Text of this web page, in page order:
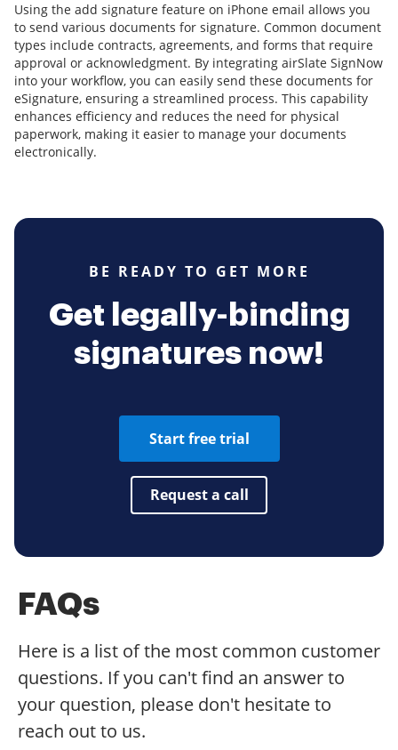
Using the add signature feature on iPhone email allows you
to send various documents for signature. Common document
types include contracts, agreements, and forms that require
approval or acknowledgment. By integrating airSlate SignNow
into your workflow, you can easily send these documents for
eSignature, ensuring a streamlined process. This capability
enhances efficiency and reduces the need for physical
paperwork, making it easier to manage your documents
electronically.
BE READY TO GET MORE
Get legally-binding
signatures now!
Start free trial
Request a call
FAQs
Here is a list of the most common customer
questions. If you can't find an answer to
your question, please don't hesitate to
reach out to us.